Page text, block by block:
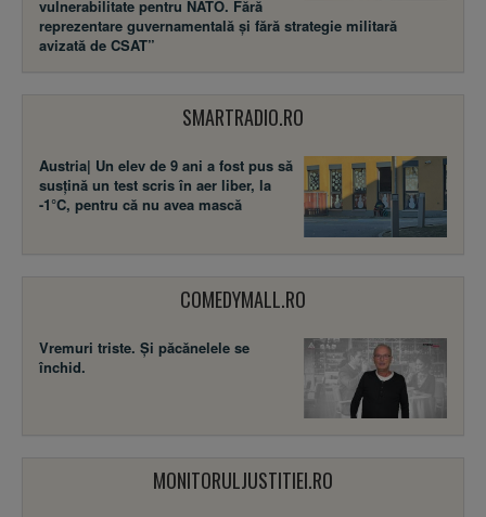
vulnerabilitate pentru NATO. Fără
reprezentare guvernamentală și fără strategie militară
avizată de CSAT”
SMARTRADIO.RO
Austria| Un elev de 9 ani a fost pus să
susţină un test scris în aer liber, la
-1°C, pentru că nu avea mască
COMEDYMALL.RO
Vremuri triste. Şi păcănelele se
închid.
MONITORULJUSTITIEI.RO